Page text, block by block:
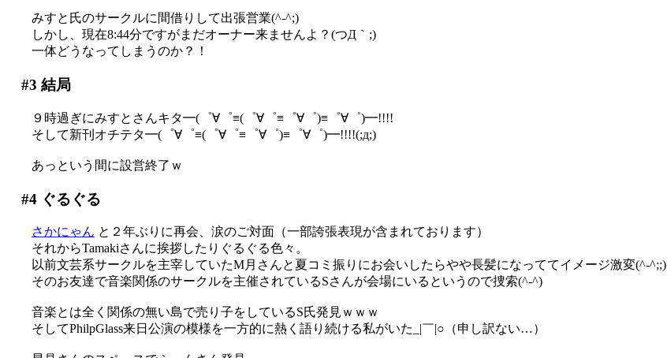
みすと氏のサークルに間借りして出張営業(^-^;)
しかし、現在8:44分ですがまだオーナー来ませんよ？(つД｀;)
一体どうなってしまうのか？！
#3 結局
９時過ぎにみすとさんキタ━(゜∀゜≡(゜∀゜≡゜∀゜)≡゜∀゜)━!!!!
そして新刊オチテタ━(゜∀゜≡(゜∀゜≡゜∀゜)≡゜∀゜)━!!!!(;д;)
あっという間に設営終了ｗ
#4ぐるぐる
さかにゃん と２年ぶりに再会、涙のご対面（一部誇張表現が含まれております）
それからTamakiさんに挨拶したりぐるぐる色々。
以前文芸系サークルを主宰していたM月さんと夏コミ振りにお会いしたらやや長髪になっててイメージ激変(^-^;;)
そのお友達で音楽関係のサークルを主催されているSさんが会場にいるというので捜索(^-^)
音楽とは全く関係の無い島で売り子をしているS氏発見ｗｗｗ
そしてPhilpGlass来日公演の模様を一方的に熱く語り続ける私がいた_|￣|○（申し訳ない…）